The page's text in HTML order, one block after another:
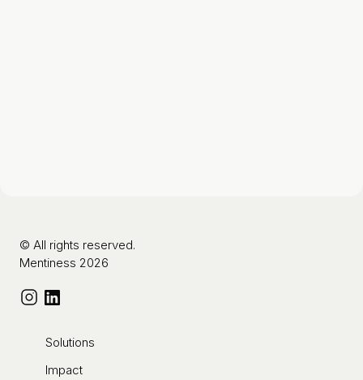
© All rights reserved.
Mentiness 2026
Solutions
Impact